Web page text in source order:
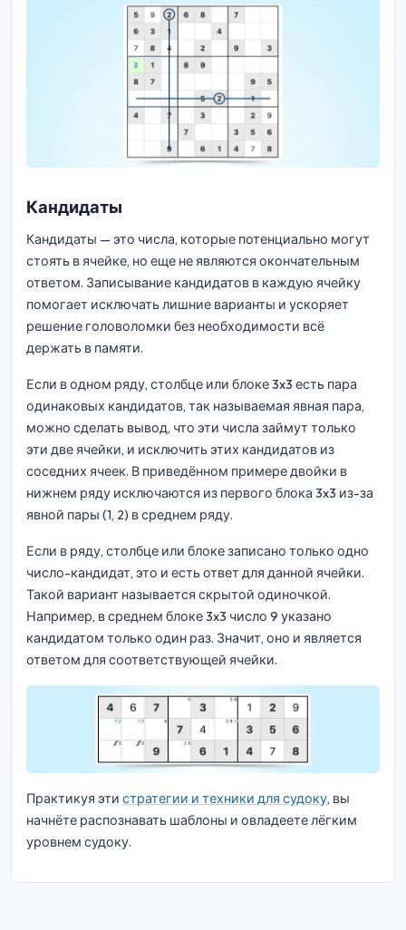
Кандидаты
Кандидаты — это числа, которые потенциально могут
стоять в ячейке, но еще не являются окончательным
ответом. Записывание кандидатов в каждую ячейку
помогает исключать лишние варианты и ускоряет
решение головоломки без необходимости всё
держать в памяти.
Если в одном ряду, столбце или блоке 3x3 есть пара
одинаковых кандидатов, так называемая явная пара,
можно сделать вывод, что эти числа займут только
эти две ячейки, и исключить этих кандидатов из
соседних ячеек. В приведённом примере двойки в
нижнем ряду исключаются из первого блока 3x3 из-за
явной пары (1, 2) в среднем ряду.
Если в ряду, столбце или блоке записано только одно
число-кандидат, это и есть ответ для данной ячейки.
Такой вариант называется скрытой одиночкой.
Например, в среднем блоке 3x3 число 9 указано
кандидатом только один раз. Значит, оно и является
ответом для соответствующей ячейки.
Практикуя эти стратегии и техники для судоку, вы
начнёте распознавать шаблоны и овладеете лёгким
уровнем судоку.